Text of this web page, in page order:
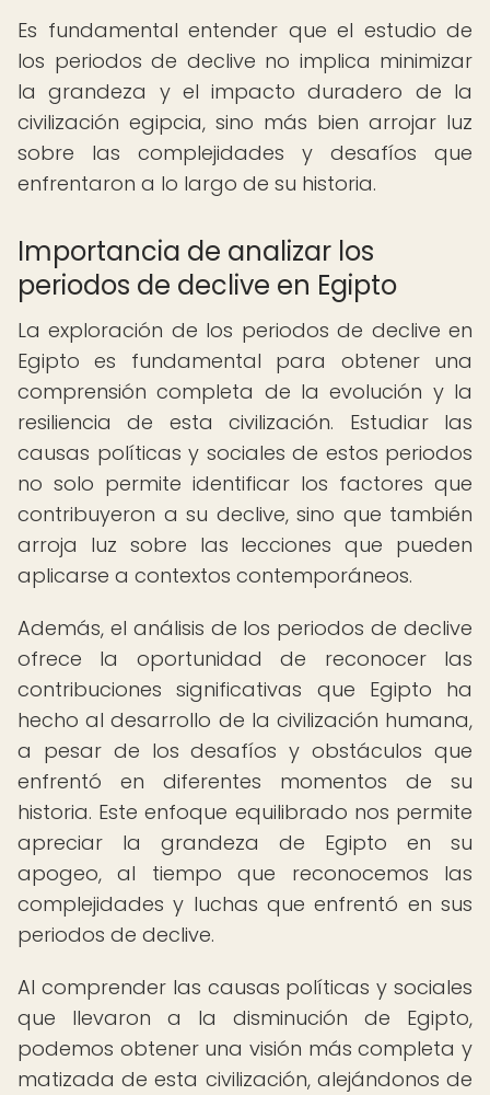
Es fundamental entender que el estudio de
los periodos de declive no implica minimizar
la grandeza y el impacto duradero de la
civilización egipcia, sino más bien arrojar luz
sobre las complejidades y desafíos que
enfrentaron a lo largo de su historia.
Importancia de analizar los
periodos de declive en Egipto
La exploración de los periodos de declive en
Egipto es fundamental para obtener una
comprensión completa de la evolución y la
resiliencia de esta civilización. Estudiar las
causas políticas y sociales de estos periodos
no solo permite identificar los factores que
contribuyeron a su declive, sino que también
arroja luz sobre las lecciones que pueden
aplicarse a contextos contemporáneos.
Además, el análisis de los periodos de declive
ofrece la oportunidad de reconocer las
contribuciones significativas que Egipto ha
hecho al desarrollo de la civilización humana,
a pesar de los desafíos y obstáculos que
enfrentó en diferentes momentos de su
historia. Este enfoque equilibrado nos permite
apreciar la grandeza de Egipto en su
apogeo, al tiempo que reconocemos las
complejidades y luchas que enfrentó en sus
periodos de declive.
Al comprender las causas políticas y sociales
que llevaron a la disminución de Egipto,
podemos obtener una visión más completa y
matizada de esta civilización, alejándonos de